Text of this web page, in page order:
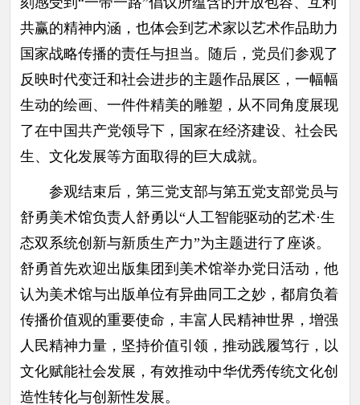
共赢的精神内涵，也体会到艺术家以艺术作品助力
国家战略传播的责任与担当。随后，党员们参观了
反映时代变迁和社会进步的主题作品展区，一幅幅
生动的绘画、一件件精美的雕塑，从不同角度展现
了在中国共产党领导下，国家在经济建设、社会民
生、文化发展等方面取得的巨大成就。
参观结束后，第三党支部与第五党支部党员与
舒勇美术馆负责人舒勇以“人工智能驱动的艺术·生
态双系统创新与新质生产力”为主题进行了座谈。
舒勇首先欢迎出版集团到美术馆举办党日活动，他
认为美术馆与出版单位有异曲同工之妙，都肩负着
传播价值观的重要使命，丰富人民精神世界，增强
人民精神力量，坚持价值引领，推动践履笃行，以
文化赋能社会发展，有效推动中华优秀传统文化创
造性转化与创新性发展。